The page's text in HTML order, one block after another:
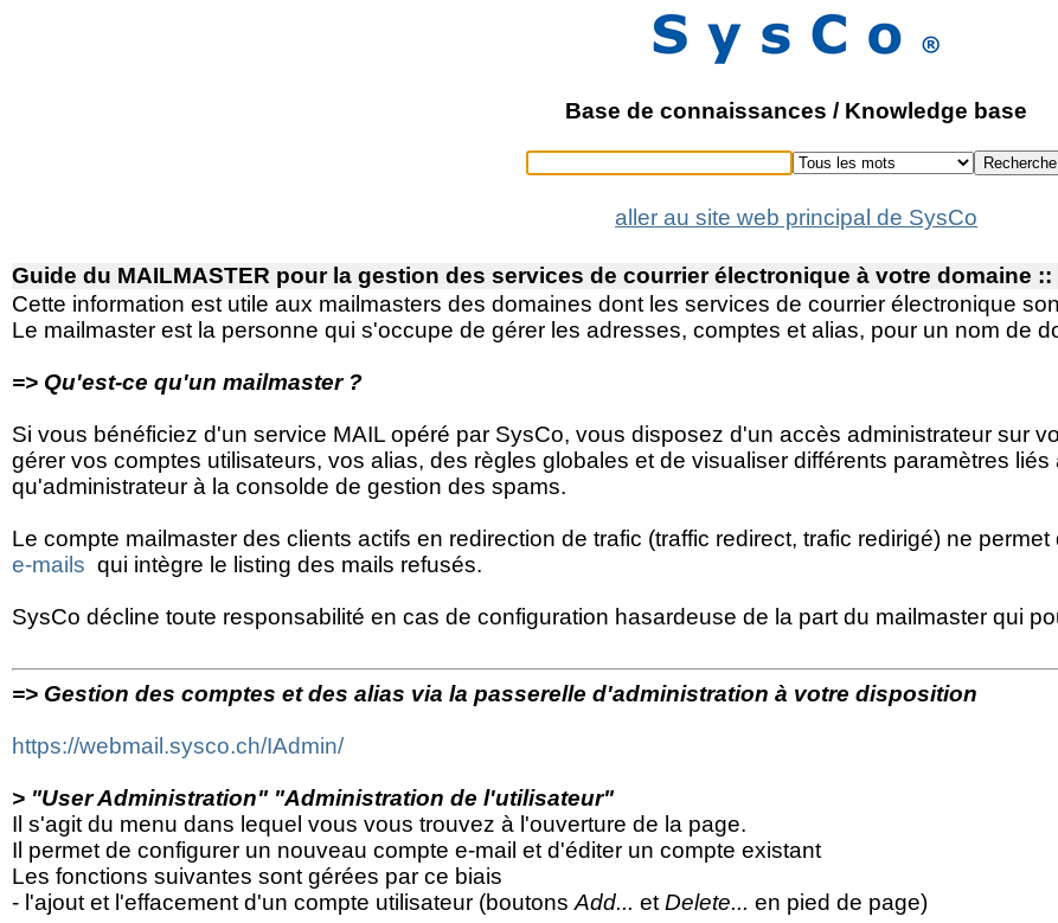
Base de connaissances / Knowledge base
Recherche
aller au site web principal de SysCo
Guide du MAILMASTER pour la gestion des services de courrier électronique à votre domaine ::
Cette information est utile aux mailmasters des domaines dont les services de courrier électronique
Le mailmaster est la personne qui s'occupe de gérer les adresses, comptes et alias, pour un nom de
=> Qu'est-ce qu'un mailmaster ?
Si vous bénéficiez d'un service MAIL opéré par SysCo, vous disposez d'un accès administrateur sur
gérer vos comptes utilisateurs, vos alias, des règles globales et de visualiser différents paramètres
qu'administrateur à la consolde de gestion des spams.
Le compte mailmaster des clients actifs en redirection de trafic (traffic redirect, trafic redirigé) ne
e-mails qui intègre le listing des mails refusés.
SysCo décline toute responsabilité en cas de configuration hasardeuse de la part du mailmaster qui
=> Gestion des comptes et des alias via la passerelle d'administration à votre disposition
https://webmail.sysco.ch/IAdmin/
> "User Administration" "Administration de l'utilisateur"
Il s'agit du menu dans lequel vous vous trouvez à l'ouverture de la page.
Il permet de configurer un nouveau compte e-mail et d'éditer un compte existant
Les fonctions suivantes sont gérées par ce biais
- l'ajout et l'effacement d'un compte utilisateur (boutons Add... et Delete... en pied de page)